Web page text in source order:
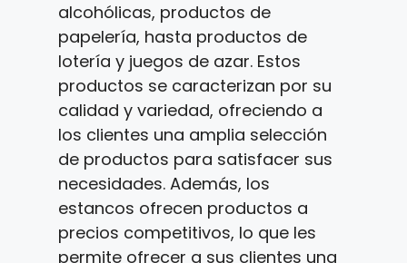
alcohólicas, productos de
papelería, hasta productos de
lotería y juegos de azar. Estos
productos se caracterizan por su
calidad y variedad, ofreciendo a
los clientes una amplia selección
de productos para satisfacer sus
necesidades. Además, los
estancos ofrecen productos a
precios competitivos, lo que les
permite ofrecer a sus clientes una